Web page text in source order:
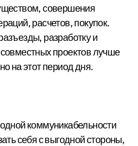
совершения
расчетов, покупок.
разработку и
проектов лучше
на этот период дня.
коммуникабельности
себя с выгодной стороны,